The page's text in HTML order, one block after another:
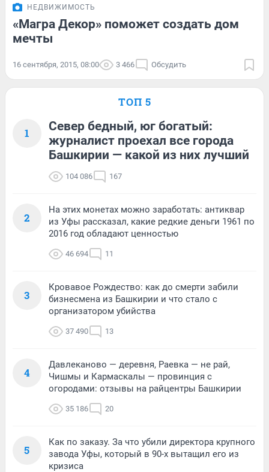
НЕДВИЖИМОСТЬ
«Магра Декор» поможет создать дом
мечты
16 сентября, 2015, 08:00 3 466 Обсудить
ТОП 5
1
Север бедный, юг богатый:
журналист проехал все города
Башкирии — какой из них лучший
104 086 167
2
На этих монетах можно заработать: антиквар
из Уфы рассказал, какие редкие деньги 1961 по
2016 год обладают ценностью
46 694 11
3
Кровавое Рождество: как до смерти забили
бизнесмена из Башкирии и что стало с
организатором убийства
37 490 13
4
Давлеканово — деревня, Раевка — не рай,
Чишмы и Кармаскалы — провинция с
огородами: отзывы на райцентры Башкирии
35 186 20
5
Как по заказу. За что убили директора крупного
завода Уфы, который в 90-х вытащил его из
кризиса